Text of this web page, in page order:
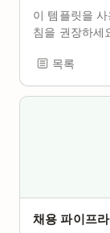
이 템플릿을
침을 권장하세
목록
채용 파이프